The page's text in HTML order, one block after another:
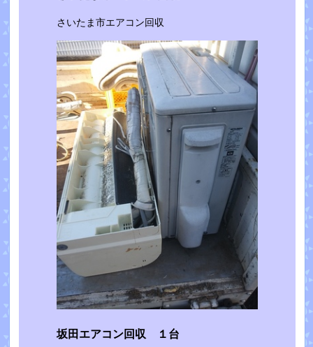
さいたま市エアコン回収
坂田エアコン回収 １台